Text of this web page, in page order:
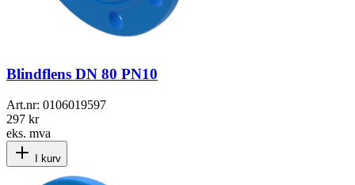
Blindflens DN 80 PN10
Art.nr: 0106019597
297 kr
eks. mva
I kurv